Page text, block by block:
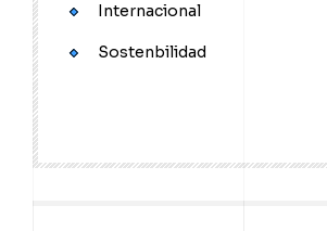
Internacional
Sostenbilidad